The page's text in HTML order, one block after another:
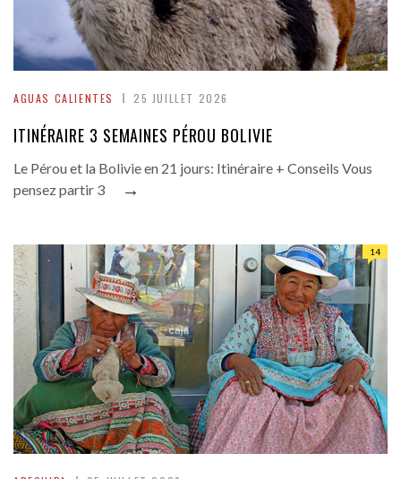
AGUAS CALIENTES 25 JUILLET 2026
ITINÉRAIRE 3 SEMAINES PÉROU BOLIVIE
Le Pérou et la Bolivie en 21 jours: Itinéraire + Conseils Vous
pensez partir 3
→
14